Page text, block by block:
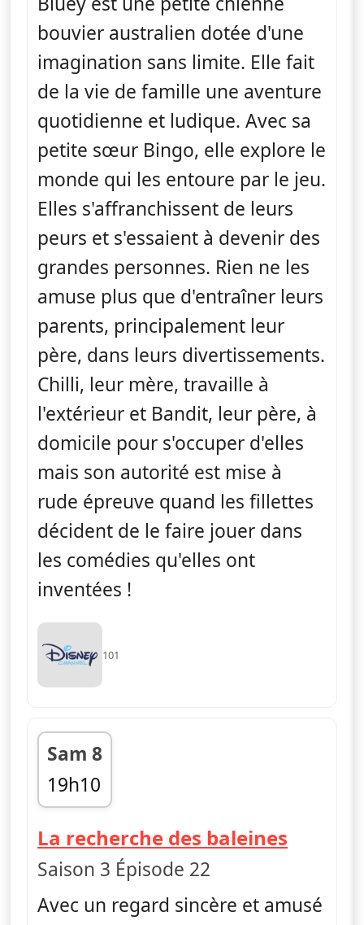
bouvier australien dotée d'une
imagination sans limite. Elle fait
de la vie de famille une aventure
quotidienne et ludique. Avec sa
petite sœur Bingo, elle explore le
monde qui les entoure par le jeu.
Elles s'affranchissent de leurs
peurs et s'essaient à devenir des
grandes personnes. Rien ne les
amuse plus que d'entraîner leurs
parents, principalement leur
père, dans leurs divertissements.
Chilli, leur mère, travaille à
l'extérieur et Bandit, leur père, à
domicile pour s'occuper d'elles
mais son autorité est mise à
rude épreuve quand les fillettes
décident de le faire jouer dans
les comédies qu'elles ont
inventées !
101
Sam 8
19h10
fin 19h15
La recherche des baleines
Saison 3 Épisode 22
Avec un regard sincère et amusé